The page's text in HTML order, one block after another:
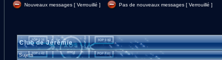
Nouveaux messages [ Verrouillé ]
Pas de nouveaux messages [ Verrouillé ]
Club de Jérémie
Sujets